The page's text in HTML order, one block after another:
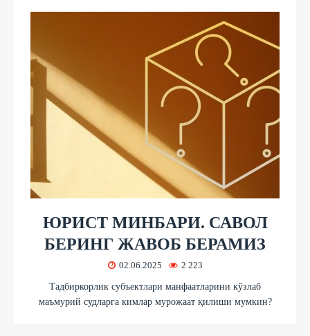
ЮРИСТ МИНБАРИ. САВОЛ
БЕРИНГ ЖАВОБ БЕРАМИЗ
02.06.2025 2 223
Тадбиркорлик субъектлари манфаатларини кўзлаб
маъмурий судларга кимлар мурожаат қилиши мумкин?